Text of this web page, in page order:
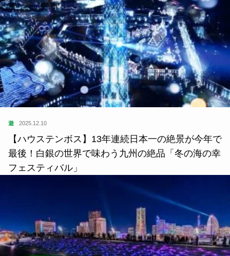
遊 2025.12.10
【ハウステンボス】13年連続日本一の絶景が今年で
最後！白銀の世界で味わう九州の絶品「冬の海の幸
フェスティバル」